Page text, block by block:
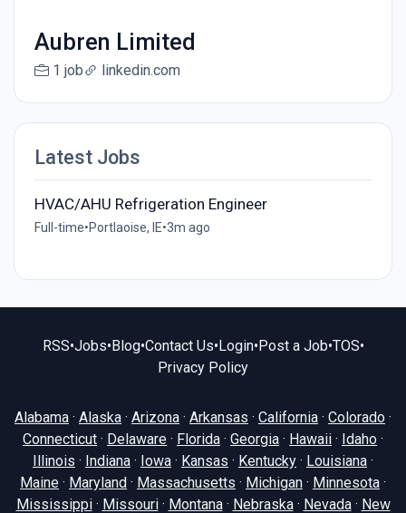
Aubren Limited
1 job linkedin.com
Latest Jobs
HVAC/AHU Refrigeration Engineer
Full-time•Portlaoise, IE•3m ago
RSS•Jobs• Blog•Contact Us• Login• Post a Job•TOS•
Privacy Policy
Alabama · Alaska · Arizona · Arkansas · California · Colorado ·
Connecticut · Delaware · Florida · Georgia · Hawaii · Idaho ·
Illinois · Indiana · Iowa · Kansas · Kentucky · Louisiana ·
Maine · Maryland · Massachusetts · Michigan · Minnesota ·
Mississippi· Missouri· Montana· Nebraska· Nevada· New